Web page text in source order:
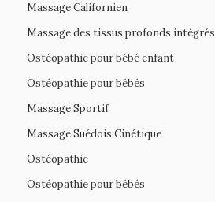
Massage Californien
Massage des tissus profonds intégrés
Ostéopathie pour bébé enfant
Ostéopathie pour bébés
Massage Sportif
Massage Suédois Cinétique
Ostéopathie
Ostéopathie pour bébés